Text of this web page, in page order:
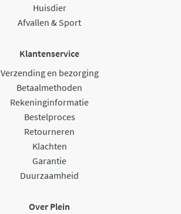
Huisdier
Afvallen & Sport
Klantenservice
Verzending en bezorging
Betaalmethoden
Rekeninginformatie
Bestelproces
Retourneren
Klachten
Garantie
Duurzaamheid
Over Plein